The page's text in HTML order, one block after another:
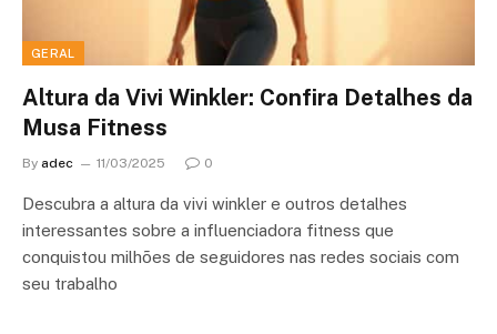
GERAL
Altura da Vivi Winkler: Confira Detalhes da
Musa Fitness
By adec 11/03/2025 0
Descubra a altura da vivi winkler e outros detalhes
interessantes sobre a influenciadora fitness que
conquistou milhões de seguidores nas redes sociais com
seu trabalho